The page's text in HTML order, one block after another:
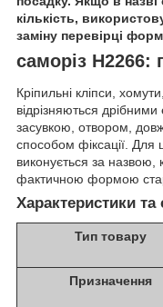
кількість,
заміну перевірці
саморіз H2266:
Кріпильні кліпси,
відрізняються
засувкою, отвором,
способом фіксації. Для
виконується за
фактичною формою
Характеристики та
Тип товару
Призначення